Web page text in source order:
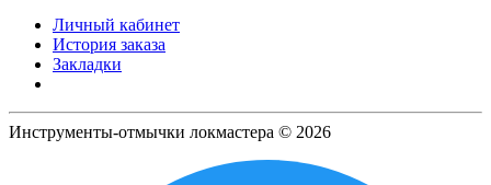
Личный кабинет
История заказа
Закладки
Инструменты-отмычки локмастера © 2026